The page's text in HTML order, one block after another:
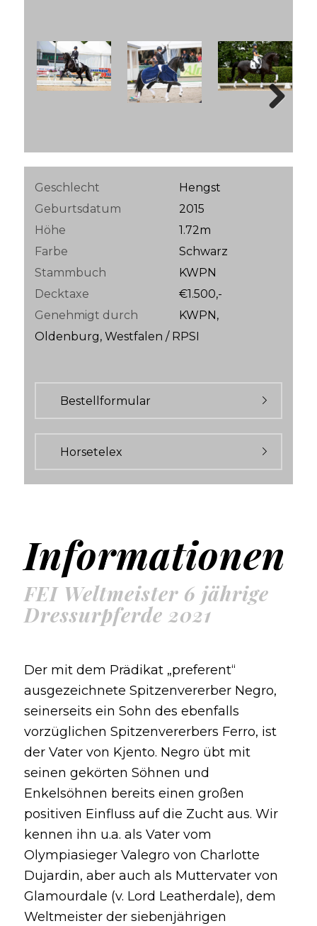
Geschlecht
Hengst
Geburtsdatum
2015
Höhe
1.72m
Farbe
Schwarz
Stammbuch
KWPN
Decktaxe
€1.500,-
Genehmigt durch
KWPN,
Oldenburg, Westfalen / RPSI
Bestellformular
Horsetelex
Informationen
FEI Weltmeister 6 jährige
Dressurpferde 2021
Der mit dem Prädikat „preferent“
ausgezeichnete Spitzenvererber Negro,
seinerseits ein Sohn des ebenfalls
vorzüglichen Spitzenvererbers Ferro, ist
der Vater von Kjento. Negro übt mit
seinen gekörten Söhnen und
Enkelsöhnen bereits einen großen
positiven Einfluss auf die Zucht aus. Wir
kennen ihn u.a. als Vater vom
Olympiasieger Valegro von Charlotte
Dujardin, aber auch als Muttervater von
Glamourdale (v. Lord Leatherdale), dem
Weltmeister der siebenjährigen